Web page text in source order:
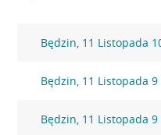
Będzin, 11 Listopada
Będzin, 11 Listopada 9
Będzin, 11 Listopada 9